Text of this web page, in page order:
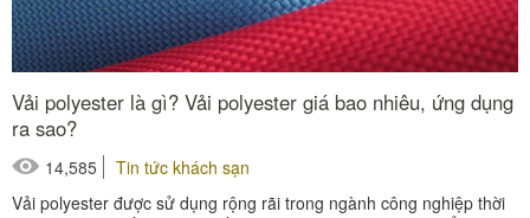
Vải polyester là gì? Vải polyester giá bao nhiêu, ứng dụng
ra sao?
14,585
Tin tức khách sạn
Vải polyester được sử dụng rộng rãi trong ngành công nghiệp thời